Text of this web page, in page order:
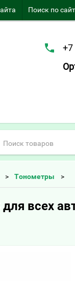
Поиск по
+7
Тонометры
всех